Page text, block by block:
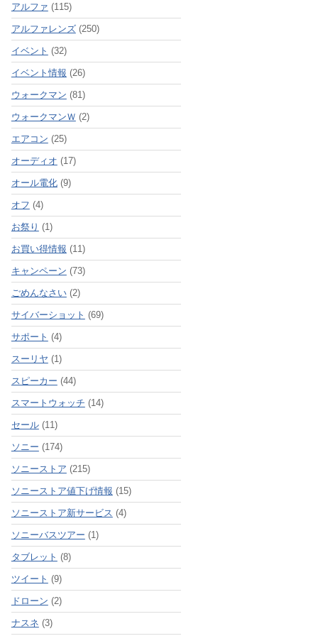
アルファ (115)
アルファレンズ(250)
イベント (32)
イベント情報 (26)
ウォークマン (81)
ウォークマンＷ (2)
エアコン (25)
オーディオ (17)
オール電化(9)
オフ (4)
お祭り (1)
お買い得情報 (11)
キャンペーン (73)
ごめんなさい(2)
サイバーショット (69)
サポート (4)
スーリヤ (1)
スピーカー (44)
スマートウォッチ (14)
セール(11)
ソニー (174)
ソニーストア (215)
ソニーストア値下げ情報 (15)
ソニーストア新サービス (4)
ソニーバスツアー (1)
タブレット (8)
ツイート (9)
ドローン (2)
ナスネ (3)